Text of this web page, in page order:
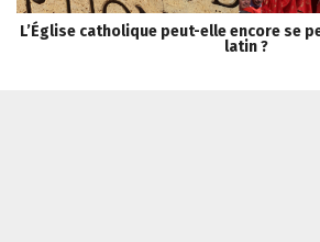
L’Église catholique peut-elle encore se
latin ?